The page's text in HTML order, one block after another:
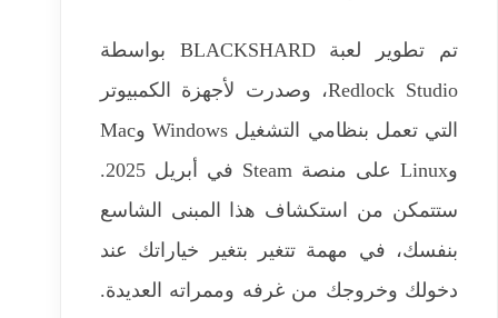
تم تطوير لعبة BLACKSHARD بواسطة
Redlock Studio، وصدرت لأجهزة الكمبيوتر
التي تعمل بنظامي التشغيل Windows وMac
وLinux على منصة Steam في أبريل 2025.
ستتمكن من استكشاف هذا المبنى الشاسع
بنفسك، في مهمة تتغير بتغير خياراتك عند
دخولك وخروجك من غرفه وممراته العديدة.